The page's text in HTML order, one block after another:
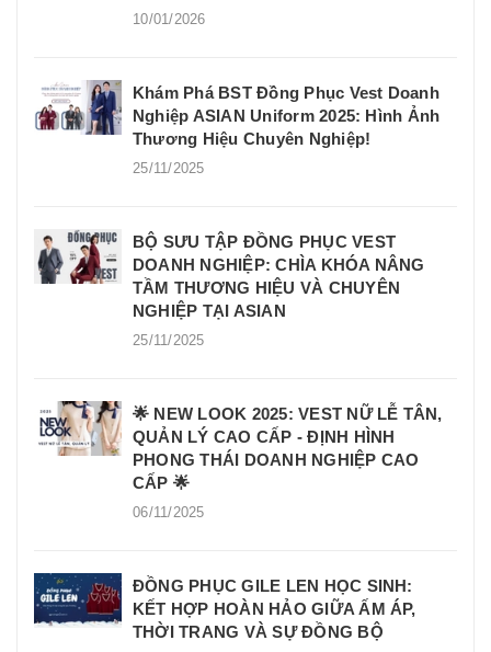
10/01/2026
Khám Phá BST Đồng Phục Vest Doanh
Nghiệp ASIAN Uniform 2025: Hình Ảnh
Thương Hiệu Chuyên Nghiệp!
25/11/2025
BỘ SƯU TẬP ĐỒNG PHỤC VEST
DOANH NGHIỆP: CHÌA KHÓA NÂNG
TẦM THƯƠNG HIỆU VÀ CHUYÊN
NGHIỆP TẠI ASIAN
25/11/2025
🌟 NEW LOOK 2025: VEST NỮ LỄ TÂN,
QUẢN LÝ CAO CẤP - ĐỊNH HÌNH
PHONG THÁI DOANH NGHIỆP CAO
CẤP 🌟
06/11/2025
ĐỒNG PHỤC GILE LEN HỌC SINH:
KẾT HỢP HOÀN HẢO GIỮA ẤM ÁP,
THỜI TRANG VÀ SỰ ĐỒNG BỘ